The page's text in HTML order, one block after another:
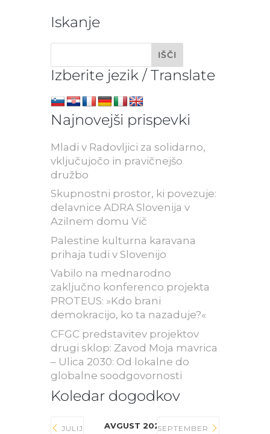
Iskanje
Izberite jezik / Translate
Najnovejši prispevki
Mladi v Radovljici za solidarno,
vključujočo in pravičnejšo
družbo
Skupnostni prostor, ki povezuje:
delavnice ADRA Slovenija v
Azilnem domu Vič
Palestine kulturna karavana
prihaja tudi v Slovenijo
Vabilo na mednarodno
zaključno konferenco projekta
PROTEUS: »Kdo brani
demokracijo, ko ta nazaduje?«
CFGC predstavitev projektov
drugi sklop: Zavod Moja mavrica
– Ulica 2030: Od lokalne do
globalne soodgovornosti
Koledar dogodkov
JULIJ AVGUST 2026SEPTEMBER